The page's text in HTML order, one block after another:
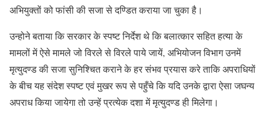
अभियुक्तों को फांसी की सजा से दण्डित कराया जा चुका है।
उन्होने बताया कि सरकार के स्पष्ट निर्देश थे कि बलात्कार सहित हत्या के
मामलों में ऐसे मामले जो विरले से विरले पाये जायें, अभियोजन विभाग उनमें
मृत्युदण्ड की सजा सुनिश्चित कराने के हर संभव प्रयास करे ताकि अपराधियों
के बीच यह संदेश स्पष्ट एवं मुखर रूप से पहुँचे कि यदि उनके द्वारा ऐसा जघन्य
अपराध किया जायेगा तो उन्हें प्रत्येक दशा में मृत्युदण्ड ही मिलेगा।